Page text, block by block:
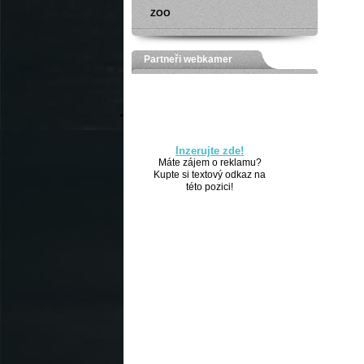
ZOO
Partneři webkamer
Inzerujte zde!
Máte zájem o reklamu?
Kupte si textový odkaz na
této pozici!